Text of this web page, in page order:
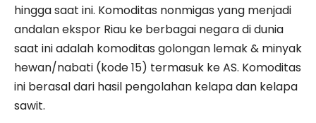
hingga saat ini. Komoditas nonmigas yang menjadi
andalan ekspor Riau ke berbagai negara di dunia
saat ini adalah komoditas golongan lemak & minyak
hewan/nabati (kode 15) termasuk ke AS. Komoditas
ini berasal dari hasil pengolahan kelapa dan kelapa
sawit.